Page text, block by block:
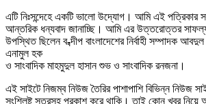
এটি নিঃসন্দেহে একটি ভালো উদ্যোগ। আমি এই পত্রিকার
আন্তরিক ধন্যবাদ জানাচ্ছি। আমি এর উত্তরোত্তর
উপস্থিত ছিলেন ব-ব্দীপ বাংলাদেশের নির্বাহী সম্পাদক
এনামুল হক
ও সাংবাদিক মাহমুদুল হাসান শুভ ও সাংবাদিক রনজনা।
এই সাইটে নিজম্ব নিউজ তৈরির পাশাপাশি বিভিন্ন নিউজ
সংশ্লিষ্ট সূত্রসহ প্রকাশ করে থাকি। তাই কোন খবর